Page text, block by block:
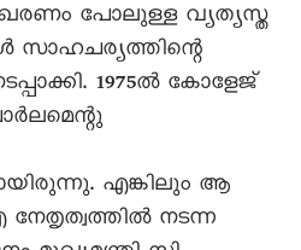
പോലുള്ള വ്യത്യസ്ത
സാഹചര്യത്തിന്റെ
1975ൽ കോളേജ്
എങ്കിലും ആ
നടന്ന